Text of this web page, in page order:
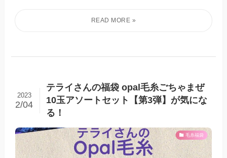
テライさんの福袋 opal毛糸ごちゃまぜ
10玉アソートセット【第3弾】が気にな
る！
2023
2/04
毛糸福袋